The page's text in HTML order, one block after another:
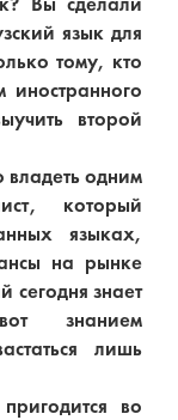
Вы сделали
язык для
тому, кто
иностранного
второй
владеть одним
который
языках,
на рынке
сегодня знает
знанием
лишь
во